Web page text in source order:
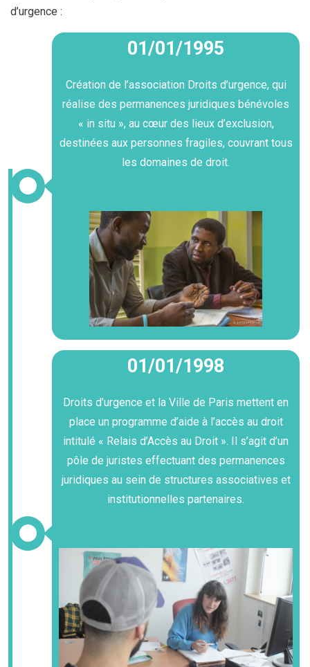
d’urgence :
01/01/1995
Création de l’association Droits d’urgence, qui
réalise des permanences juridiques bénévoles
« in situ », au cœur des lieux d’exclusion,
destinées aux personnes fragiles, couvrant tous
les domaines de droit.
01/01/1998
Droits d’urgence et la Ville de Paris mettent en
place un programme d’aide à l’accès au droit
intitulé « Relais d’Accès au Droit ». Il s’agit d’un
pôle de juristes effectuant des permanences
juridiques au sein de structures associatives et
institutionnelles partenaires.